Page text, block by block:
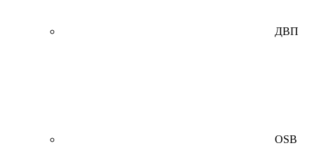
ДВП
OSB